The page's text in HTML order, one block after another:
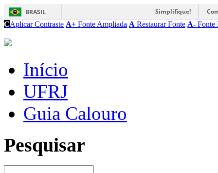
BRASIL Simplifique!
CAplicar Contraste A+ Fonte Ampliada A Restaurar Fonte A- Fonte
Início
UFRJ
Guia Calouro
Pesquisar